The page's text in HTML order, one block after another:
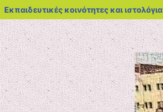
Εκπαιδευτικές κοινότητες και ιστολόγια